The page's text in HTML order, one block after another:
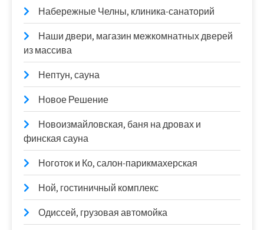
Набережные Челны, клиника-санаторий
Наши двери, магазин межкомнатных дверей
из массива
Нептун, сауна
Новое Решение
Новоизмайловская, баня на дровах и
финская сауна
Ноготок и Ко, салон-парикмахерская
Ной, гостиничный комплекс
Одиссей, грузовая автомойка